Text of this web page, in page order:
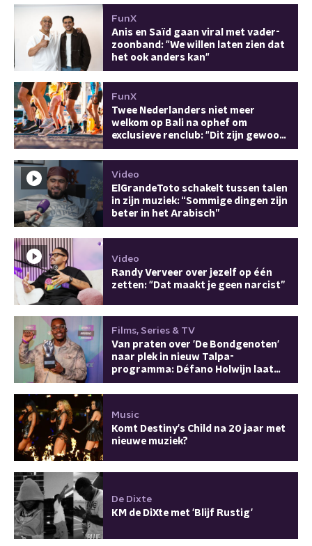
FunX
Anis en Saïd gaan viral met vader-
zoonband: "We willen laten zien dat
het ook anders kan"
FunX
Twee Nederlanders niet meer
welkom op Bali na ophef om
exclusieve renclub: "Dit zijn gewoon
moderne kolonisten"
Video
ElGrandeToto schakelt tussen talen
in zijn muziek: “Sommige dingen zijn
beter in het Arabisch”
Video
Randy Verveer over jezelf op één
zetten: "Dat maakt je geen narcist”
Films, Series & TV
Van praten over 'De Bondgenoten'
naar plek in nieuw Talpa-
programma: Défano Holwijn laat
het lukken
Music
Komt Destiny's Child na 20 jaar met
nieuwe muziek?
De Dixte
KM de DiXte met 'Blijf Rustig'